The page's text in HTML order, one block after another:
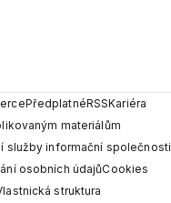
PředplatnéRSSKariéra
materiálům
služby informační společnosti
osobních údajůCookies
struktura